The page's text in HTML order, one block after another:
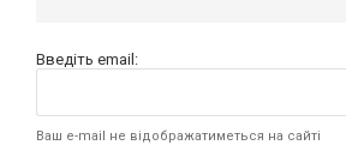
Введіть email:
Ваш e-mail не відображатиметься на сайті